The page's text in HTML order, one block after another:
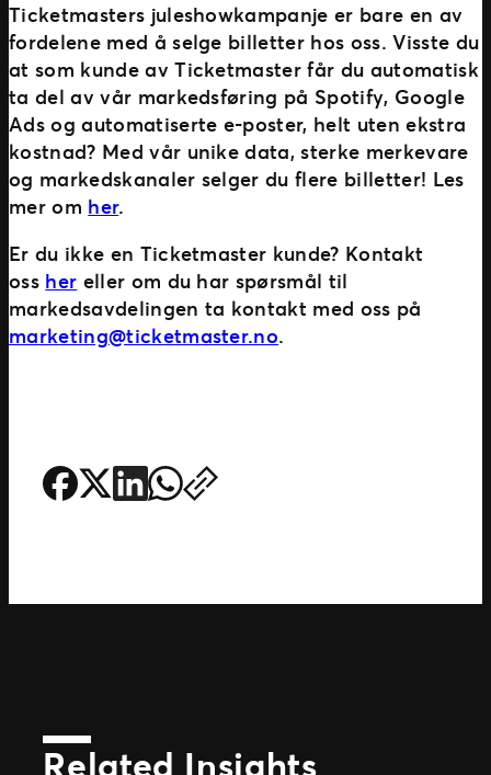
Ticketmasters juleshowkampanje er bare en av
fordelene med å selge billetter hos oss. Visste du
at som kunde av Ticketmaster får du automatisk
ta del av vår markedsføring på Spotify, Google
Ads og automatiserte e-poster, helt uten ekstra
kostnad? Med vår unike data, sterke merkevare
og markedskanaler selger du flere billetter! Les
mer om her.
Er du ikke en Ticketmaster kunde? Kontakt
oss her eller om du har spørsmål til
markedsavdelingen ta kontakt med oss på
marketing@ticketmaster.no.
Related Insights